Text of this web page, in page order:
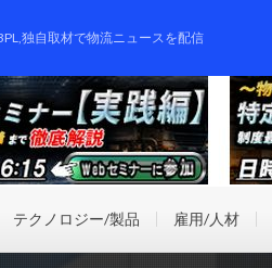
独自取材で物流ニュースを配信
テクノロジー/製品 雇用/人材